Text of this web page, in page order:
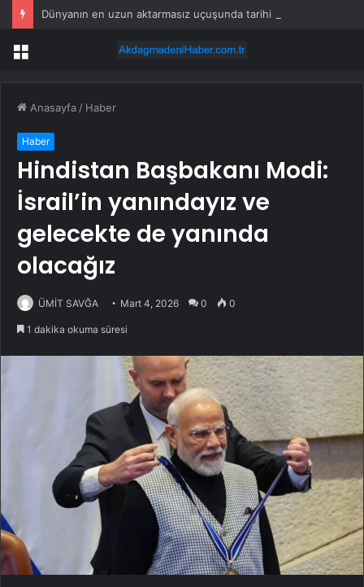
Menü
Anasayfa / Haber
Haber
Hindistan Başbakanı Modi:
İsrail’in yanındayız ve
gelecekte de yanında
olacağız
ÜMİT SAVĞA Mart 4, 2026 0 0
1 dakika okuma süresi